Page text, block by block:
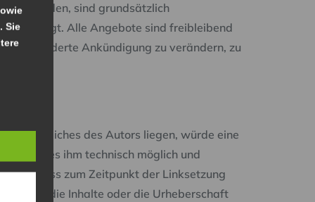
wurden, sind grundsätzlich
vorliegt. Alle Angebote sind freibleibend
gesonderte Ankündigung zu verändern, zu
des Autors liegen, würde eine
und es ihm technisch möglich und
dass zum Zeitpunkt der Linksetzung
die Inhalte oder die Urheberschaft
Sie